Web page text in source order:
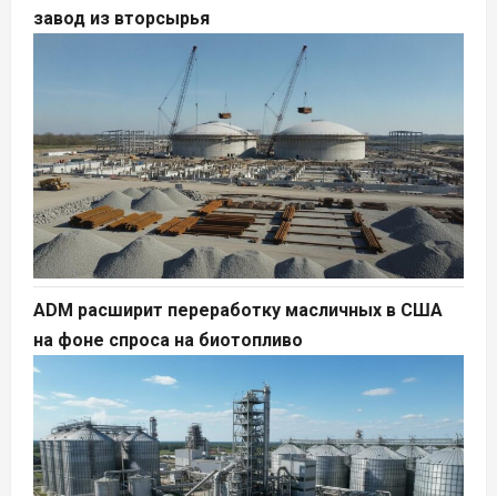
завод из вторсырья
ADM расширит переработку масличных в США
на фоне спроса на биотопливо